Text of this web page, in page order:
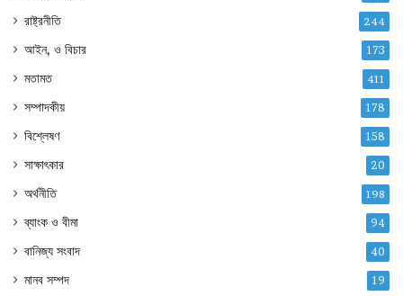
রাষ্ট্রনীতি 244
আইন, ও বিচার 173
মতামত 411
সম্পাদকীয় 178
বিশ্লেষণ 158
সাক্ষাৎকার 20
অর্থনীতি 198
ব্যাংক ও বীমা 94
বানিজ্য সংবাদ 40
মানব সম্পদ 19